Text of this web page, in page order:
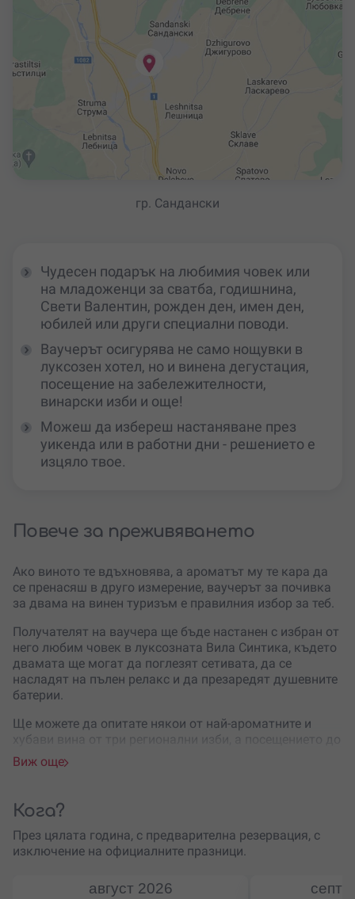
гр. Сандански
Чудесен подарък на любимия човек или
на младоженци за сватба, годишнина,
Свети Валентин, рожден ден, имен ден,
юбилей или други специални поводи.
Ваучерът осигурява не само нощувки в
луксозен хотел, но и винена дегустация,
посещение на забележителности,
винарски изби и още!
Можеш да избереш настаняване през
уикенда или в работни дни - решението е
изцяло твое.
Повече за преживяването
Ако виното те вдъхновява, а ароматът му те кара да
се пренасяш в друго измерение, ваучерът за почивка
за двама на винен туризъм е правилния избор за теб.
Получателят на ваучера ще бъде настанен с избран от
него любим човек в луксозната Вила Синтика, където
двамата ще могат да поглезят сетивата, да се
насладят на пълен релакс и да презаредят душевните
батерии.
Ще можете да опитате някои от най-ароматните и
хубави вина от три регионални изби, а посещението до
античния град Хераклея Синтика ще остави следи в
съзнанието ви за цял живот. Домът на тракийското
древна история, премиум вина и цветна природа.
Ваучерът дава достъп не само до две незабравими
нощувки, винени дегустации и посещение до древния
град. Насладете се заедно на закуска за двама,
Виж още
Кога?
През цялата година, с предварителна резервация, с
изключение на официалните празници.
август 2026